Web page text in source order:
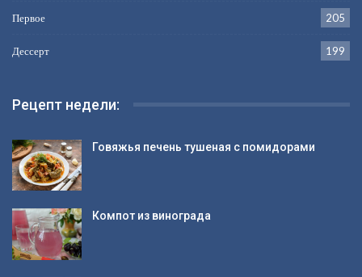
Первое 205
Дессерт 199
Рецепт недели:
Говяжья печень тушеная с помидорами
Компот из винограда